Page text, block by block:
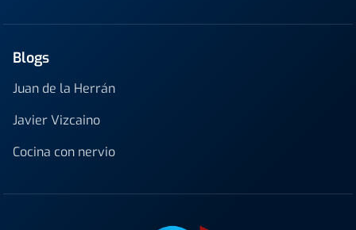
Blogs
Juan de la Herrán
Javier Vizcaino
Cocina con nervio